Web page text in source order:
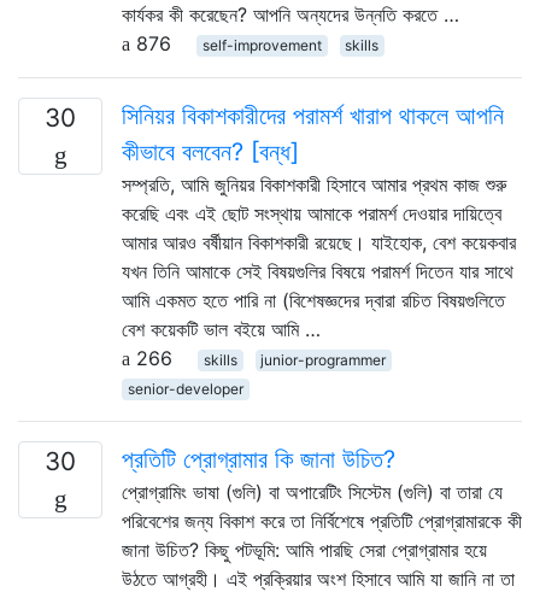
কার্যকর কী করেছেন? আপনি অন্যদের উন্নতি করতে …
876
self-improvement skills
30
সিনিয়র বিকাশকারীদের পরামর্শ খারাপ থাকলে আপনি
কীভাবে বলবেন? [বন্ধ]
সম্প্রতি, আমি জুনিয়র বিকাশকারী হিসাবে আমার প্রথম কাজ শুরু
করেছি এবং এই ছোট সংস্থায় আমাকে পরামর্শ দেওয়ার দায়িত্বে
আমার আরও বর্ষীয়ান বিকাশকারী রয়েছে। যাইহোক, বেশ কয়েকবার
যখন তিনি আমাকে সেই বিষয়গুলির বিষয়ে পরামর্শ দিতেন যার সাথে
আমি একমত হতে পারি না (বিশেষজ্ঞদের দ্বারা রচিত বিষয়গুলিতে
বেশ কয়েকটি ভাল বইয়ে আমি …
266
skills
junior-programmer
senior-developer
30 প্রতিটি প্রোগ্রামার কি জানা উচিত?
প্রোগ্রামিং ভাষা (গুলি) বা অপারেটিং সিস্টেম (গুলি) বা তারা যে
পরিবেশের জন্য বিকাশ করে তা নির্বিশেষে প্রতিটি প্রোগ্রামারকে কী
জানা উচিত? কিছু পটভূমি: আমি পারছি সেরা প্রোগ্রামার হয়ে
উঠতে আগ্রহী। এই প্রক্রিয়ার অংশ হিসাবে আমি যা জানি না তা